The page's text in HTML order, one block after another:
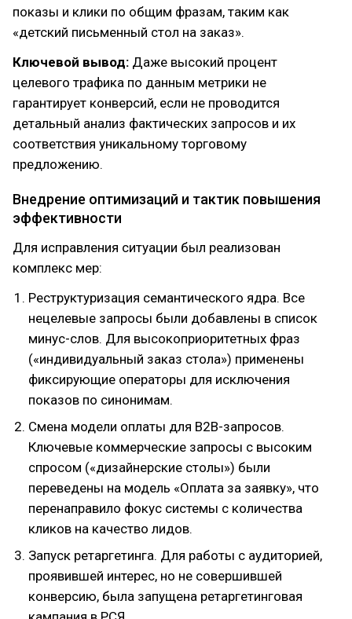
показы и клики по общим фразам, таким как
«детский письменный стол на заказ».
Ключевой вывод: Даже высокий процент
целевого трафика по данным метрики не
гарантирует конверсий, если не проводится
детальный анализ фактических запросов и их
соответствия уникальному торговому
предложению.
Внедрение оптимизаций и тактик повышения
эффективности
Для исправления ситуации был реализован
комплекс мер:
Реструктуризация семантического ядра. Все
нецелевые запросы были добавлены в список
минус-слов. Для высокоприоритетных фраз
(«индивидуальный заказ стола») применены
фиксирующие операторы для исключения
показов по синонимам.
Смена модели оплаты для В2В-запросов.
Ключевые коммерческие запросы с высоким
спросом («дизайнерские столы») были
переведены на модель «Оплата за заявку», что
перенаправило фокус системы с количества
кликов на качество лидов.
Запуск ретаргетинга. Для работы с аудиторией,
проявившей интерес, но не совершившей
конверсию, была запущена ретаргетинговая